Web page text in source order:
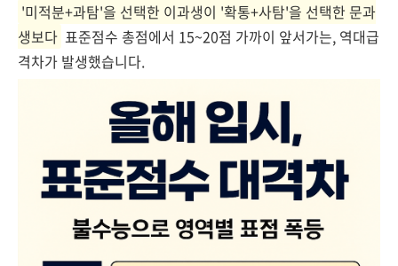
'미적분+과탐'을 선택한 이과생이 '확통+사탐'을 선택한 문과
생보다 표준점수 총점에서 15~20점 가까이 앞서가는, 역대급
격차가 발생했습니다.